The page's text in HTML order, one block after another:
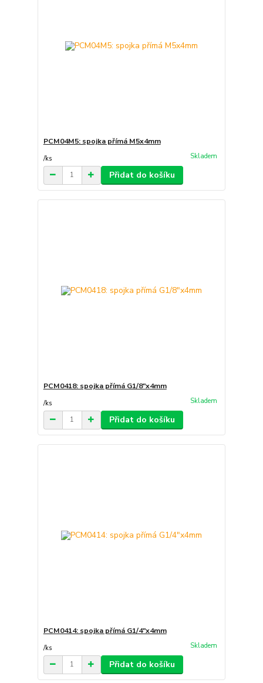
PCM04M5: spojka přímá M5x4mm
/ks Skladem
Přidat do košíku
PCM0418: spojka přímá G1/8"x4mm
/ks Skladem
Přidat do košíku
PCM0414: spojka přímá G1/4"x4mm
/ks Skladem
Přidat do košíku